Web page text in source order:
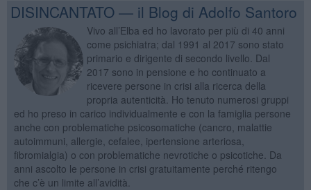
DISINCANTATO — il Blog di Adolfo Santoro
Vivo all’Elba ed ho lavorato per più di 40 anni
come psichiatra; dal 1991 al 2017 sono stato
primario e dirigente di secondo livello. Dal
2017 sono in pensione e ho continuato a
ricevere persone in crisi alla ricerca della
propria autenticità. Ho tenuto numerosi gruppi
ed ho preso in carico individualmente e con la famiglia persone
anche con problematiche psicosomatiche (cancro, malattie
autoimmuni, allergie, cefalee, ipertensione arteriosa,
fibromialgia) o con problematiche nevrotiche o psicotiche. Da
anni ascolto le persone in crisi gratuitamente perché ritengo
che c’è un limite all’avidità.